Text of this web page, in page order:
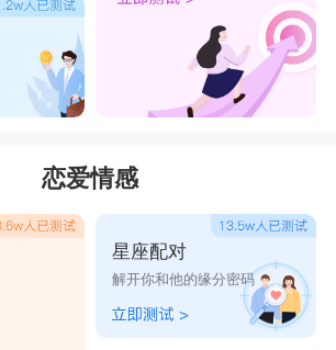
恋爱情感
星座配对
解开你和他的缘分密码